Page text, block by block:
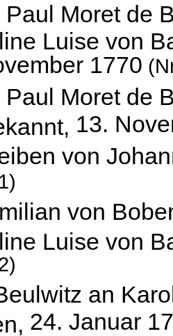
Paul Moret de
Luise von
1770
Paul Moret de
13.
von
von
Luise von
an
24. Januar